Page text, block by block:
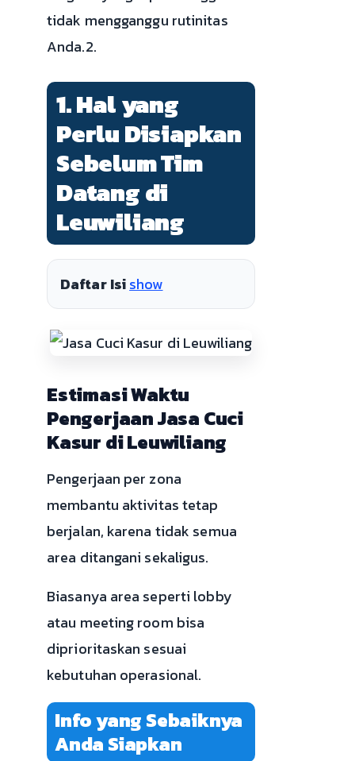
tidak mengganggu rutinitas
Anda.2.
1. Hal yang
Perlu Disiapkan
Sebelum Tim
Datang di
Leuwiliang
Daftar Isishow
Estimasi Waktu
Pengerjaan Jasa Cuci
Kasur di Leuwiliang
Pengerjaan per zona
membantu aktivitas tetap
berjalan, karena tidak semua
area ditangani sekaligus.
Biasanya area seperti lobby
atau meeting room bisa
diprioritaskan sesuai
kebutuhan operasional.
Info yang Sebaiknya
Anda Siapkan